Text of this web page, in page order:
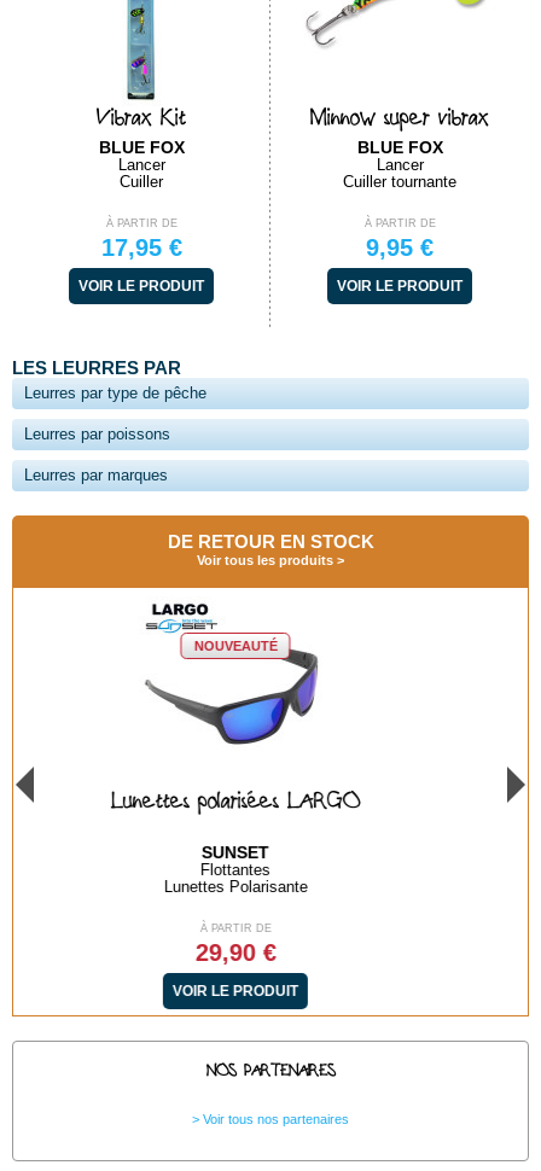
Vibrax Kit
BLUE FOX
Lancer
Cuiller
À PARTIR DE
17,95 €
VOIR LE PRODUIT
Minnow super vibrax
BLUE FOX
Lancer
Cuiller tournante
À PARTIR DE
9,95 €
VOIR LE PRODUIT
LES LEURRES PAR
Leurres par type de pêche
Leurres par poissons
Leurres par marques
DE RETOUR EN STOCK
Voir tous les produits
NOUVEAUTÉ
Lunettes polarisées BAYA GREEN
SUNSET
Flottantes
Lunettes Polarisante
À PARTIR DE
29,90 €
VOIR LE PRODUIT
NOS PARTENAIRES
Voir tous nos partenaires